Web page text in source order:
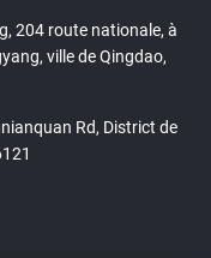
204 route nationale, à
ville de Qingdao,
Rd, District de